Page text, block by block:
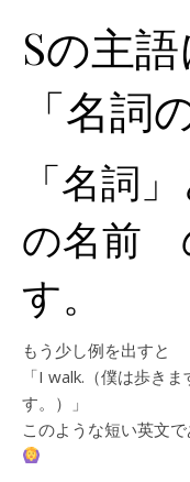
Sの主
「名詞
「名詞
の名前
す。
もう少し例を出すと
「I walk.（僕は歩き
す。）」
このような短い英文